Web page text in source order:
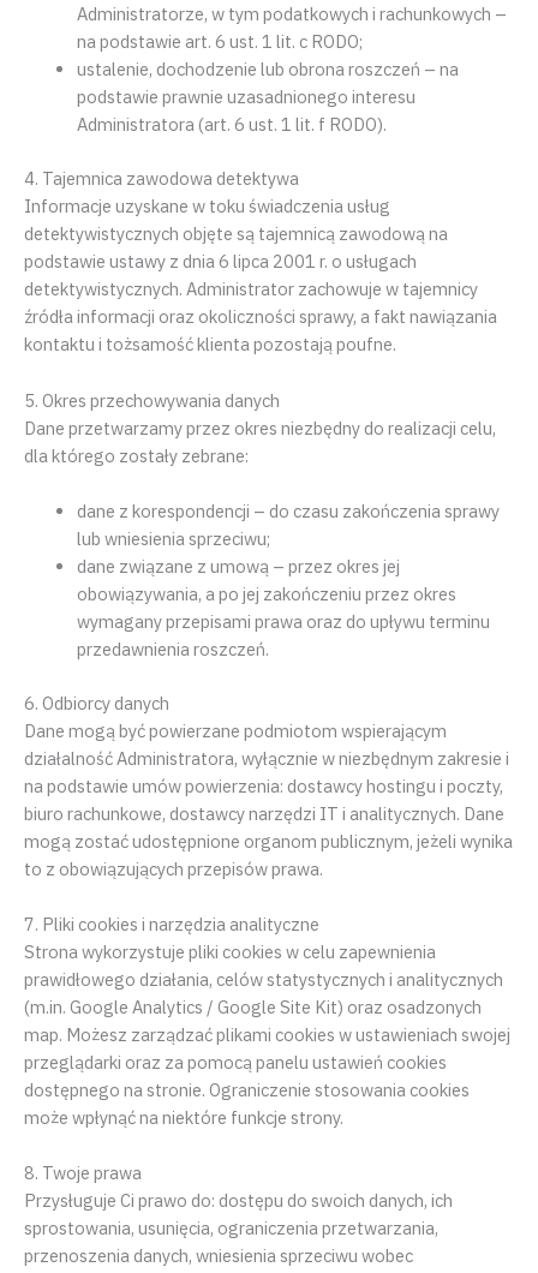
Administratorze, w tym podatkowych i rachunkowych –
na podstawie art. 6 ust. 1 lit. c RODO;
ustalenie, dochodzenie lub obrona roszczeń – na
podstawie prawnie uzasadnionego interesu
Administratora (art. 6 ust. 1 lit. f RODO).
4. Tajemnica zawodowa detektywa
Informacje uzyskane w toku świadczenia usług
detektywistycznych objęte są tajemnicą zawodową na
podstawie ustawy z dnia 6 lipca 2001 r. o usługach
detektywistycznych. Administrator zachowuje w tajemnicy
źródła informacji oraz okoliczności sprawy, a fakt nawiązania
kontaktu i tożsamość klienta pozostają poufne.
5. Okres przechowywania danych
Dane przetwarzamy przez okres niezbędny do realizacji celu,
dla którego zostały zebrane:
dane z korespondencji – do czasu zakończenia sprawy
lub wniesienia sprzeciwu;
dane związane z umową – przez okres jej
obowiązywania, a po jej zakończeniu przez okres
wymagany przepisami prawa oraz do upływu terminu
przedawnienia roszczeń.
6. Odbiorcy danych
Dane mogą być powierzane podmiotom wspierającym
działalność Administratora, wyłącznie w niezbędnym zakresie i
na podstawie umów powierzenia: dostawcy hostingu i poczty,
biuro rachunkowe, dostawcy narzędzi IT i analitycznych. Dane
mogą zostać udostępnione organom publicznym, jeżeli wynika
to z obowiązujących przepisów prawa.
7. Pliki cookies i narzędzia analityczne
Strona wykorzystuje pliki cookies w celu zapewnienia
prawidłowego działania, celów statystycznych i analitycznych
(m.in. Google Analytics / Google Site Kit) oraz osadzonych
map. Możesz zarządzać plikami cookies w ustawieniach swojej
przeglądarki oraz za pomocą panelu ustawień cookies
dostępnego na stronie. Ograniczenie stosowania cookies
może wpłynąć na niektóre funkcje strony.
8. Twoje prawa
Przysługuje Ci prawo do: dostępu do swoich danych, ich
sprostowania, usunięcia, ograniczenia przetwarzania,
przenoszenia danych, wniesienia sprzeciwu wobec